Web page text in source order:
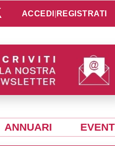
ACCEDI REGISTRATI
ANNUARI